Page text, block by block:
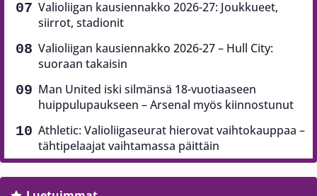
Valioliigan kausiennakko 2026-27: Joukkueet,
siirrot, stadionit
Valioliigan kausiennakko 2026-27 – Hull City:
suoraan takaisin
Man United iski silmänsä 18-vuotiaaseen
huippulupaukseen – Arsenal myös kiinnostunut
Athletic: Valioliigaseurat hierovat vaihtokauppaa –
tähtipelaajat vaihtamassa päittäin